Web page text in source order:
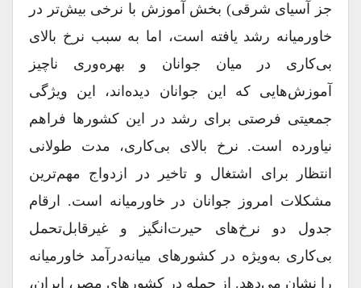
جز آسیای شرقی) بخش آموزش با نرخی بیش‌تر در
خاورمیانه رشد یافته است، اما به سبب نرخ بالای
بی‌کاری در میان جوانان و بهره‌وری ناچیز
آموزش‌هایی که این جوانان دیده‌اند، این ویژگی
جمعیتی فرصتی برای رشد در این کشورها فراهم
نیاورده است. نرخ بالای بی‌کاری، مدت طولانی
انتظار برای اشتغال و تاخیر در ازدواج مهم‌ترین
مشکلات امروز جوانان در خاورمیانه است. ارقام
جدول دو نرخ‌های حیرت‌انگیز و غیرقابل‌تحمل
بی‌کاری به‌ویژه در کشورهای میانه‌درآمد خاورمیانه
را نشان می‌دهد. از جمله در کشورهای مصر، ایران،